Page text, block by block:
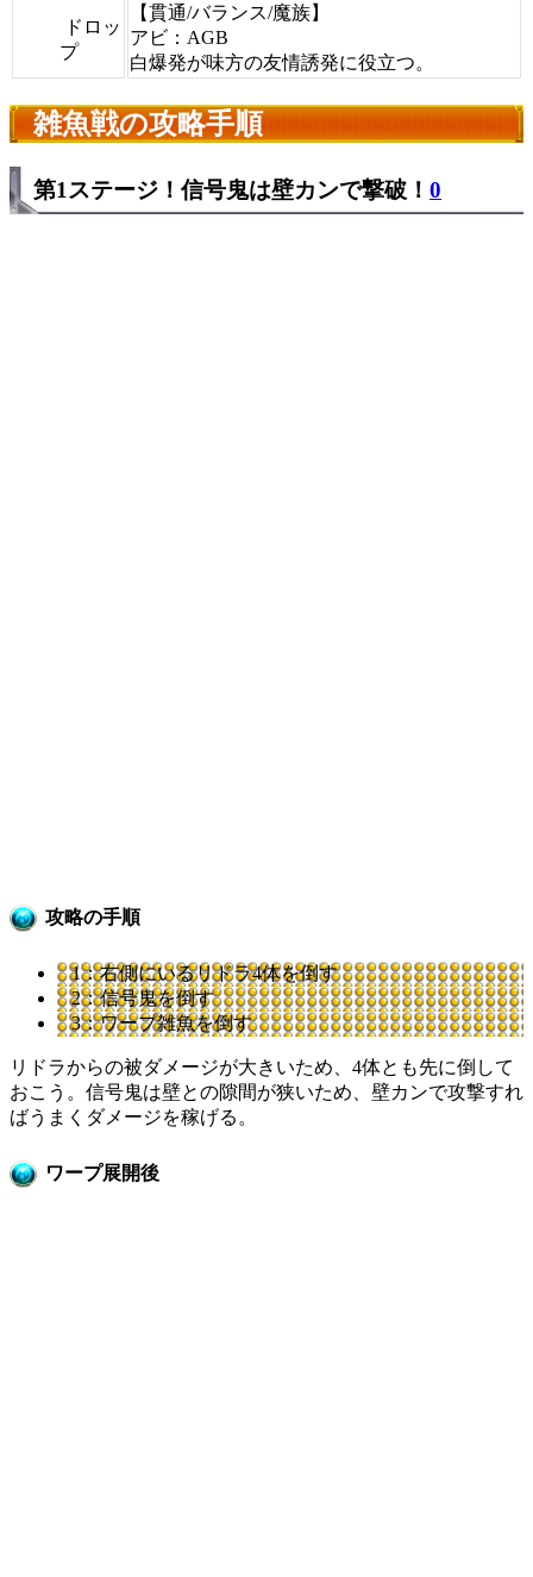
ドロッ
プ
【貫通/バランス/魔族】
アビ：AGB
白爆発が味方の友情誘発に役立つ。
雑魚戦の攻略手順
第1ステージ！信号鬼は壁カンで撃破！ 0
攻略の手順
1：右側にいるリドラ4体を倒す
2：信号鬼を倒す
3：ワープ雑魚を倒す
リドラからの被ダメージが大きいため、4体とも先に倒して
おこう。信号鬼は壁との隙間が狭いため、壁カンで攻撃すれ
ばうまくダメージを稼げる。
ワープ展開後